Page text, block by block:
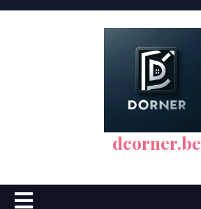
dcorner.be
Open